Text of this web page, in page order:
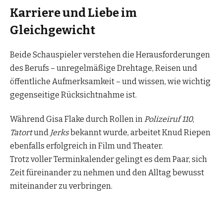
Karriere und Liebe im
Gleichgewicht
Beide Schauspieler verstehen die Herausforderungen
des Berufs – unregelmäßige Drehtage, Reisen und
öffentliche Aufmerksamkeit – und wissen, wie wichtig
gegenseitige Rücksichtnahme ist.
Während Gisa Flake durch Rollen in Polizeiruf 110,
Tatortund Jerksbekannt wurde, arbeitet Knud Riepen
ebenfalls erfolgreich in Film und Theater.
Trotz voller Terminkalender gelingt es dem Paar, sich
Zeit füreinander zu nehmen und den Alltag bewusst
miteinander zu verbringen.